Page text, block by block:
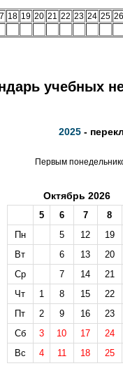
18 19 20 21 22 23 24 25 26
учебных
2025 -
Первым
Октябрь 2026
5 6 7
8
Пн
5 12
19
Вт
6 13
20
Ср
7 14
21
Чт
1 8 15
22
Пт
2 9 16
23
Сб
3 10 17
24
Вс
4 11 18 25